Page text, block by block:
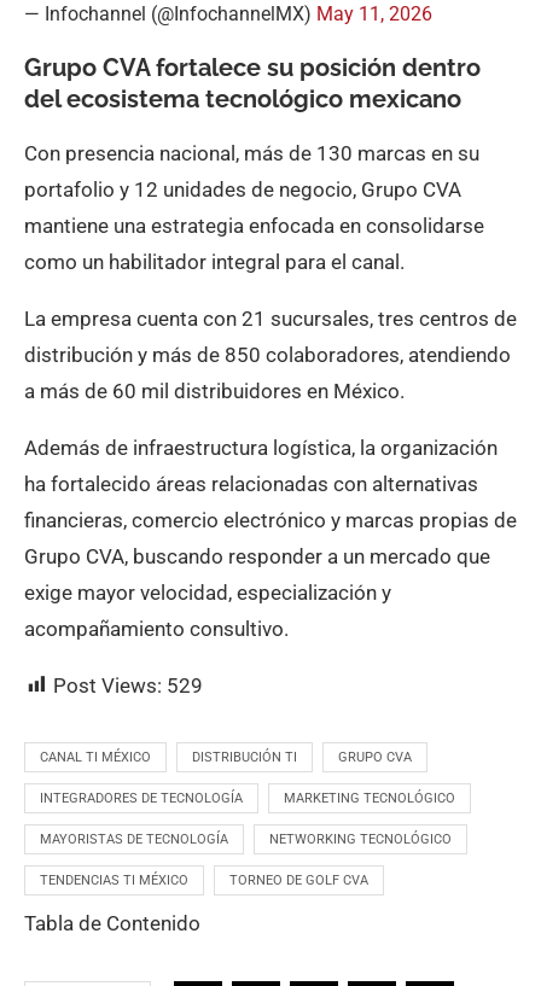
— Infochannel (@InfochannelMX) May 11, 2026
Grupo CVA fortalece su posición dentro
del ecosistema tecnológico mexicano
Con presencia nacional, más de 130 marcas en su
portafolio y 12 unidades de negocio, Grupo CVA
mantiene una estrategia enfocada en consolidarse
como un habilitador integral para el canal.
La empresa cuenta con 21 sucursales, tres centros de
distribución y más de 850 colaboradores, atendiendo
a más de 60 mil distribuidores en México.
Además de infraestructura logística, la organización
ha fortalecido áreas relacionadas con alternativas
financieras, comercio electrónico y marcas propias de
Grupo CVA, buscando responder a un mercado que
exige mayor velocidad, especialización y
acompañamiento consultivo.
Post Views: 529
CANAL TI MÉXICO DISTRIBUCIÓN TI GRUPO CVA
INTEGRADORES DE TECNOLOGÍA MARKETING TECNOLÓGICO
MAYORISTAS DE TECNOLOGÍA NETWORKING TECNOLÓGICO
TENDENCIAS TI MÉXICO TORNEO DE GOLF CVA
Tabla de Contenido